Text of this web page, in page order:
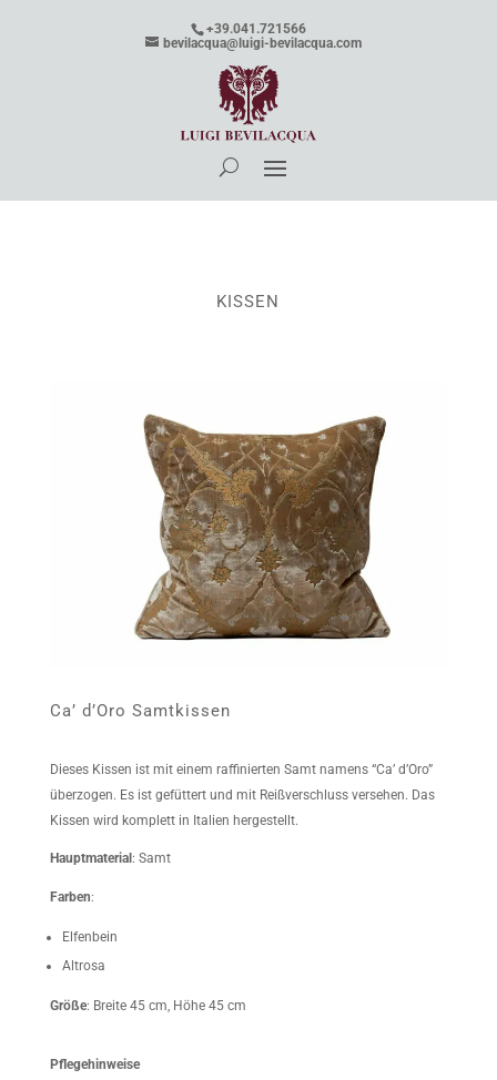
+39.041.721566
bevilacqua@luigi-bevilacqua.com
KISSEN
Ca’ d’Oro Samtkissen
Dieses Kissen ist mit einem raffinierten Samt namens “Ca’ d’Oro”
überzogen. Es ist gefüttert und mit Reißverschluss versehen. Das
Kissen wird komplett in Italien hergestellt.
Hauptmaterial : Samt
Farben:
Elfenbein
Altrosa
Größe: Breite 45 cm, Höhe 45 cm
Pflegehinweise